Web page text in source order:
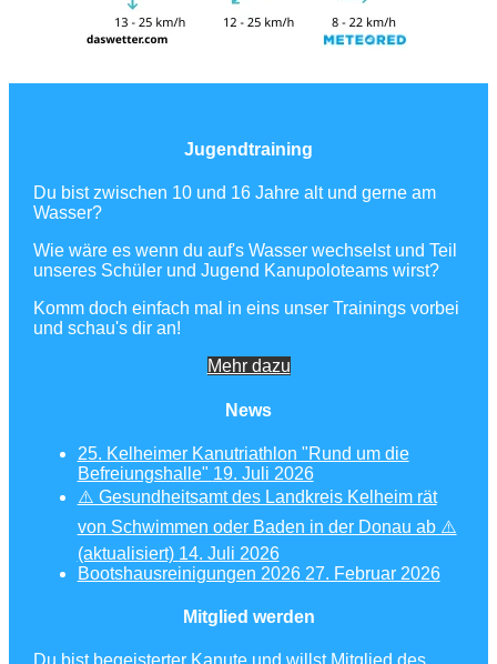
Jugendtraining
Du bist zwischen 10 und 16 Jahre alt und gerne am
Wasser?
Wie wäre es wenn du auf's Wasser wechselst und Teil
unseres Schüler und Jugend Kanupoloteams wirst?
Komm doch einfach mal in eins unser Trainings vorbei
und schau's dir an!
Mehr dazu
News
25. Kelheimer Kanutriathlon "Rund um die
Befreiungshalle" 19. Juli 2026
⚠️ Gesundheitsamt des Landkreis Kelheim rät
von Schwimmen oder Baden in der Donau ab ⚠️
(aktualisiert) 14. Juli 2026
Bootshausreinigungen 2026 27. Februar 2026
Mitglied werden